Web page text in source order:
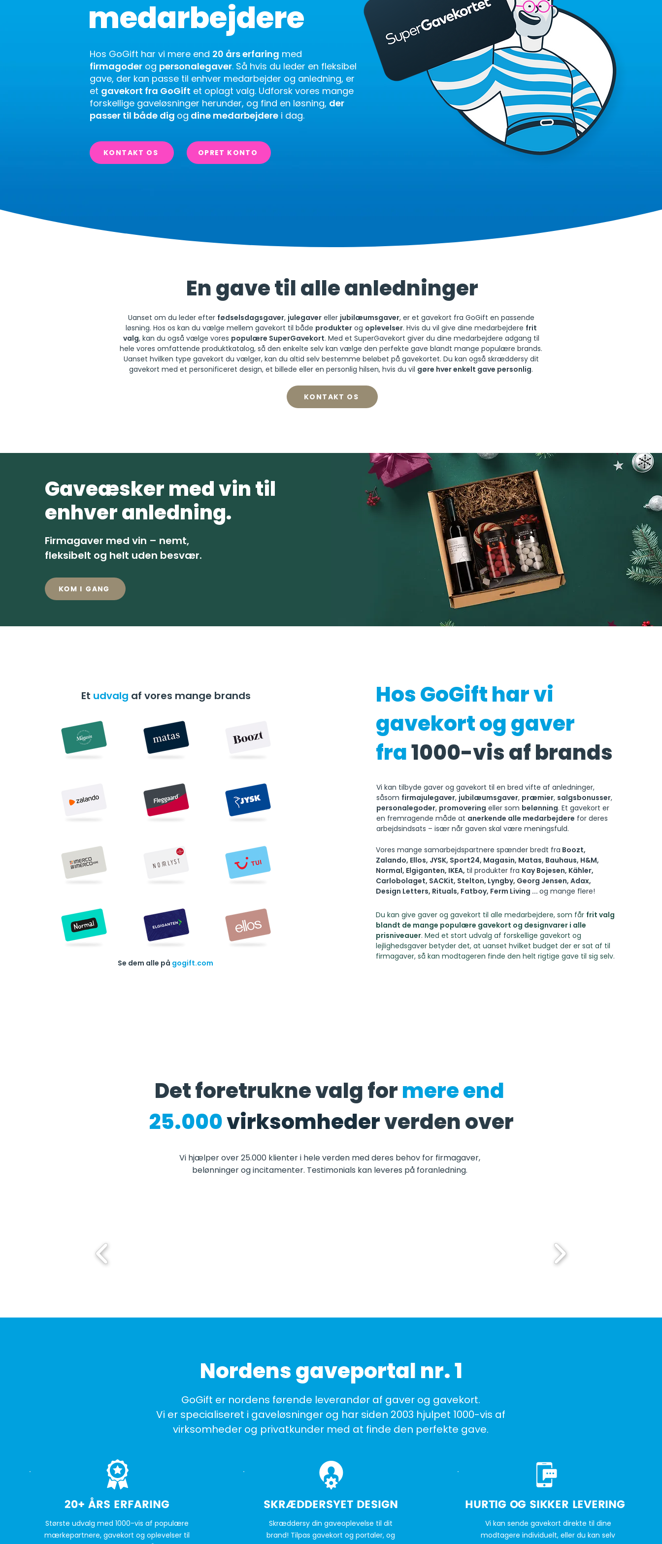
medarbejdere
KONTAKT OS OPRET KONTO
Hos GoGift har vi mere end 20 års erfaring med
firmagoder og personalegaver. Så hvis du leder en fleksibel
gave, der kan passe til enhver medarbejder og anledning, er
et gavekort fra GoGift et oplagt valg. Udforsk vores mange
forskellige gaveløsninger herunder, og find en løsning, der
passer til både dig og dine medarbejdere i dag.
En gave til alle anledninger
Uanset om du leder efter fødselsdagsgaver, julegavereller jubilæumsgaver, er et gavekort fra GoGift en passende
løsning. Hos os kan du vælge mellem gavekort til både produkterog oplevelser. Hvis du vil give dine medarbejdere frit
valg, kan du også vælge vores populære SuperGavekort. Med et SuperGavekort giver du dine medarbejdere adgang til
hele vores omfattende produktkatalog, så den enkelte selv kan vælge den perfekte gave blandt mange populære brands.
Uanset hvilken type gavekort du vælger, kan du altid selv bestemme beløbet på gavekortet. Du kan også skræddersy dit
gavekort med et personificeret design, et billede eller en personlig hilsen, hvis du vil gøre hver enkelt gave personlig.
KONTAKT OS
Gaveæsker med vin til
enhver anledning.
Firmagaver med vin – nemt,
fleksibelt og helt uden besvær.
KOM I GANG
Et udvalg af vores mange brands
Se dem alle på gogift.com
Hos GoGift har vi
gavekort og gaver
fra1000-vis af brands
Vi kan tilbyde gaver og gavekort til en bred vifte af anledninger,
såsom firmajulegaver, jubilæumsgaver, præmier, salgsbonusser,
personalegoder, promovering eller som belønning. Et gavekort er
en fremragende måde at anerkende alle medarbejdere for deres
arbejdsindsats – især når gaven skal være meningsfuld.
Vores mange samarbejdspartnere spænder bredt fra Boozt,
Zalando, Ellos, JYSK, Sport24, Magasin, Matas, Bauhaus, H&M,
Normal, Elgiganten, IKEA, til produkter fra Kay Bojesen, Kähler,
Carlobolaget, SACKit, Stelton, Lyngby, Georg Jensen, Adax,
Design Letters, Rituals, Fatboy, Ferm Living ... og mange flere!
Du kan give gaver og gavekort til alle medarbejdere, som får frit valg
blandt de mange populære gavekort og designvarer i alle
prisniveauer. Med et stort udvalg af forskellige gavekort og
lejlighedsgaver betyder det, at uanset hvilket budget der er sat af til
firmagaver, så kan modtageren finde den helt rigtige gave til sig selv.
Det foretrukne valg formere end
25.000virksomhederverden over
Vi hjælper over 25.000 klienter i hele verden med deres behov for firmagaver,
belønninger og incitamenter. Testimonials kan leveres på foranledning.
Nordens gaveportal nr. 1
GoGift er nordens førende leverandør af gaver og gavekort.
Vi er specialiseret i gaveløsninger og har siden 2003 hjulpet 1000-vis af
virksomheder og privatkunder med at finde den perfekte gave.
20+ ÅRS ERFARING
Største udvalg med 1000-vis af populære
mærkepartnere, gavekort og oplevelser til
SKRÆDDERSYET DESIGN
Skræddersy din gaveoplevelse til dit
brand! Tilpas gavekort og portaler, og
HURTIG OG SIKKER LEVERING
Vi kan sende gavekort direkte til dine
modtagere individuelt, eller du kan selv